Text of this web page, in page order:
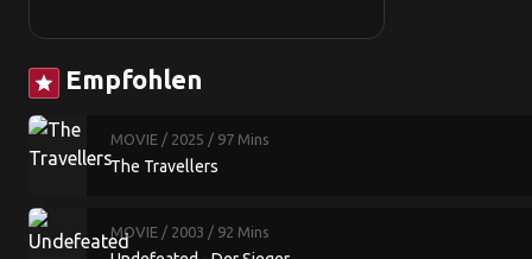
star Empfohlen
MOVIE / 2025 / 97 Mins
The Travellers
MOVIE / 2003 / 92 Mins